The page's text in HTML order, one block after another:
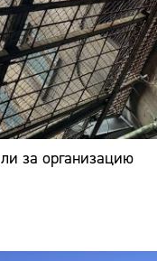
за организацию